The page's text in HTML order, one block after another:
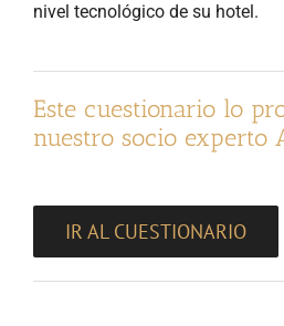
nivel tecnológico de su hotel.
Este cuestionario lo
nuestro socio experto
IR AL CUESTIONARIO